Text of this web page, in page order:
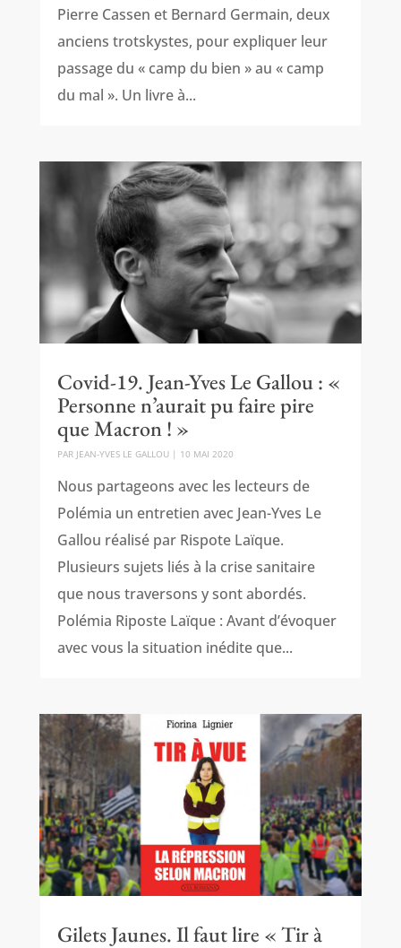
Pierre Cassen et Bernard Germain, deux
anciens trotskystes, pour expliquer leur
passage du « camp du bien » au « camp
du mal ». Un livre à...
Covid-19. Jean-Yves Le Gallou : «
Personne n’aurait pu faire pire
que Macron ! »
PAR JEAN-YVES LE GALLOU| 10 MAI 2020
Nous partageons avec les lecteurs de
Polémia un entretien avec Jean-Yves Le
Gallou réalisé par Rispote Laïque.
Plusieurs sujets liés à la crise sanitaire
que nous traversons y sont abordés.
Polémia Riposte Laïque : Avant d’évoquer
avec vous la situation inédite que...
Gilets Jaunes. Il faut lire « Tir à